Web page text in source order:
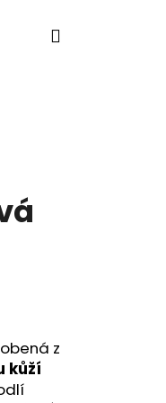
Jak vybírat
Nákupní
z
kůží